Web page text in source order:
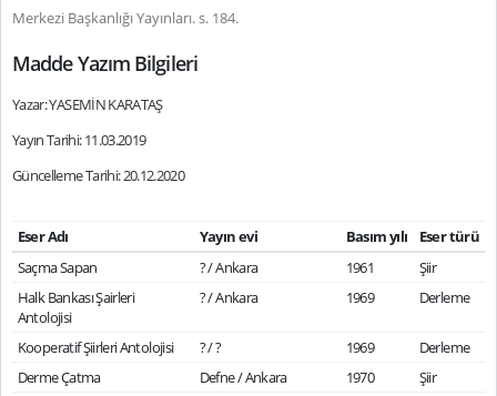
Merkezi Başkanlığı Yayınları. s. 184.
Madde Yazım Bilgileri
Yazar: YASEMİN KARATAŞ
Yayın Tarihi: 11.03.2019
Güncelleme Tarihi: 20.12.2020
Eser Adı Yayın evi Basım yılı
Eser türü
Saçma Sapan
? / Ankara 1961
Şiir
Halk Bankası Şairleri
Antolojisi
? / Ankara 1969 Derleme
Kooperatif Şiirleri Antolojisi ? / ? 1969
Derleme
Derme Çatma
Defne / Ankara 1970
Şiir